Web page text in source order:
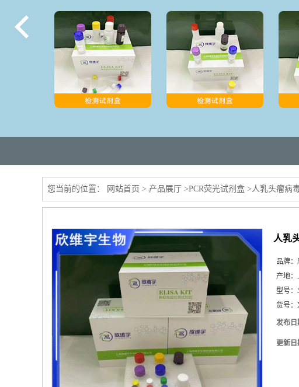
您当前的位置： 网站首页 > 产品展厅 >PCR荧光试剂盒 >人乳头瘤病
人乳
品牌：
产地：
型号：
货号：
发布日
更新日